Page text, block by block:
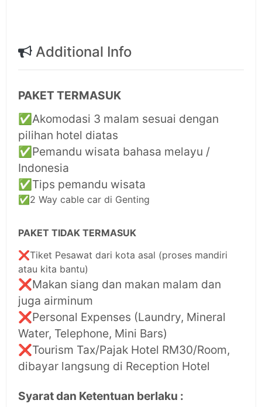
Additional Info
PAKET TERMASUK
✅Akomodasi 3 malam sesuai dengan
pilihan hotel diatas
✅Pemandu wisata bahasa melayu /
Indonesia
✅Tips pemandu wisata
✅ 2 Way cable car di Genting
PAKET TIDAK TERMASUK
❌Tiket Pesawat dari kota asal (proses mandiri
atau kita bantu)
❌Makan siang dan makan malam dan
juga airminum
❌Personal Expenses (Laundry, Mineral
Water, Telephone, Mini Bars)
❌Tourism Tax/Pajak Hotel RM30/Room,
dibayar langsung di Reception Hotel
Syarat dan Ketentuan berlaku :